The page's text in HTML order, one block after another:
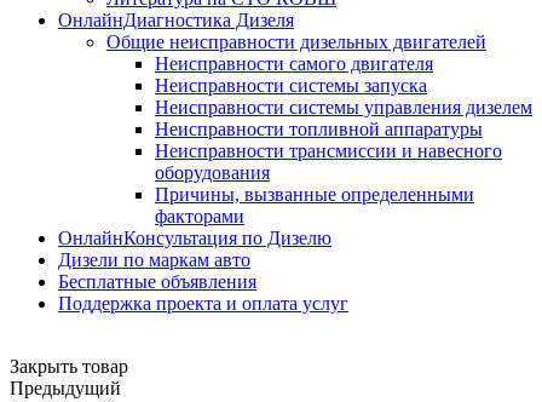
ОнлайнДиагностика Дизеля
Общие неисправности дизельных двигателей
Неисправности самого двигателя
Неисправности системы запуска
Неисправности системы управления дизелем
Неисправности топливной аппаратуры
Неисправности трансмиссии и навесного
оборудования
Причины, вызванные определенными
факторами
ОнлайнКонсультация по Дизелю
Дизели по маркам авто
Бесплатные объявления
Поддержка проекта и оплата услуг
Закрыть товар
Предыдущий